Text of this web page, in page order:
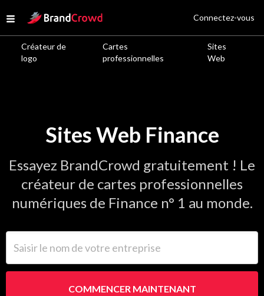
Open menu
Site Logo
Créateur de
logo
Cartes
professionnelles
Sites
Web
Connectez-vous
Sites Web Finance
Essayez BrandCrowd gratuitement ! Le
créateur de cartes professionnelles
numériques de Finance n° 1 au monde.
COMMENCER MAINTENANT